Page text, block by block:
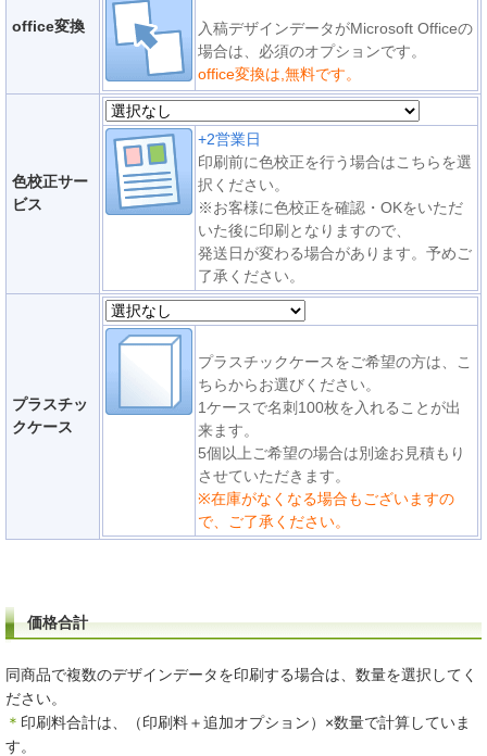
office変換
入稿デザインデータがMicrosoft Officeの
場合は、必須のオプションです。
office変換は,無料です。
色校正サー
ビス
+2営業日
印刷前に色校正を行う場合はこちらを選
択ください。
※お客様に色校正を確認・OKをいただ
いた後に印刷となりますので、
発送日が変わる場合があります。予めご
了承ください。
プラスチッ
クケース
プラスチックケースをご希望の方は、こ
ちらからお選びください。
1ケースで名刺100枚を入れることが出
来ます。
5個以上ご希望の場合は別途お見積もり
させていただきます。
※在庫がなくなる場合もございますの
で、ご了承ください。
価格合計
同商品で複数のデザインデータを印刷する場合は、数量を選択してく
ださい。
＊ 印刷料合計は、（印刷料＋追加オプション）×数量で計算していま
す。